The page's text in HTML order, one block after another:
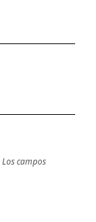
Los campos